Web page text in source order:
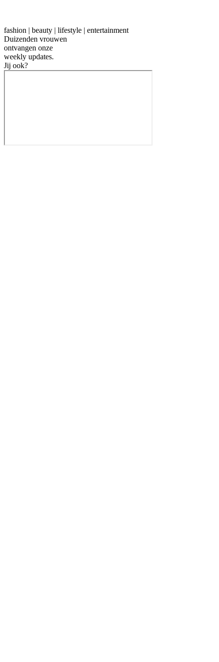
fashion | beauty | lifestyle | entertainment
Duizenden vrouwen
ontvangen onze
weekly updates.
Jij ook?